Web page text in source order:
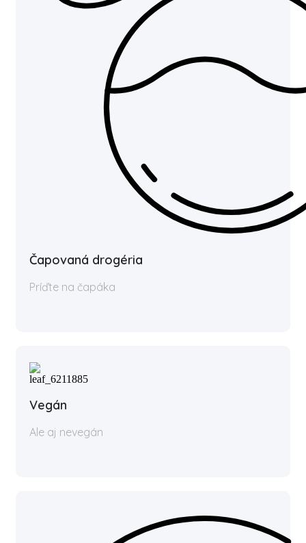
Čapovaná drogéria
Príďte na čapáka
Vegán
Ale aj nevegán